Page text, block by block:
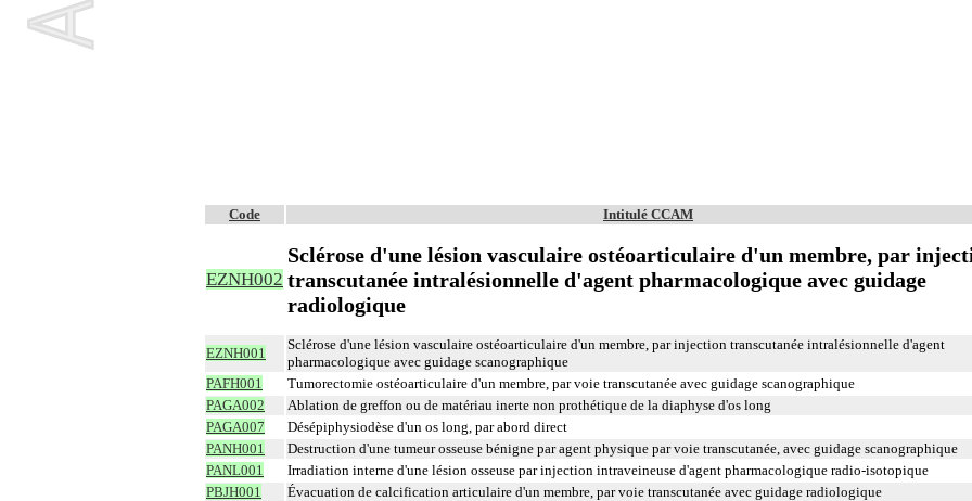
Code Intitulé CCAM
EZNH002
Sclérose d'une lésion vasculaire ostéoarticulaire d'un membre, par
transcutanée intralésionnelle d'agent pharmacologique avec guidage
radiologique
EZNH001
Sclérose d'une lésion vasculaire ostéoarticulaire d'un membre, par injection transcutanée intralésionnelle d'agent
pharmacologique avec guidage scanographique
PAFH001 Tumorectomie ostéoarticulaire d'un membre, par voie transcutanée avec guidage scanographique
PAGA002 Ablation de greffon ou de matériau inerte non prothétique de la diaphyse d'os long
PAGA007 Désépiphysiodèse d'un os long, par abord direct
PANH001 Destruction d'une tumeur osseuse bénigne par agent physique par voie transcutanée, avec guidage scanographique
PANL001 Irradiation interne d'une lésion osseuse par injection intraveineuse d'agent pharmacologique radio-isotopique
PBJH001 Évacuation de calcification articulaire d'un membre, par voie transcutanée avec guidage radiologique